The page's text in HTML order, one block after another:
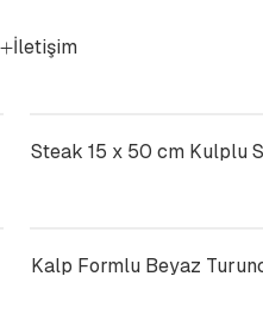
İletişim
Steak 15 x 50 cm Kulplu
Kalp Formlu Beyaz